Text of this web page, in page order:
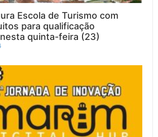
Escola de Turismo com
para qualificação
quinta-feira (23)